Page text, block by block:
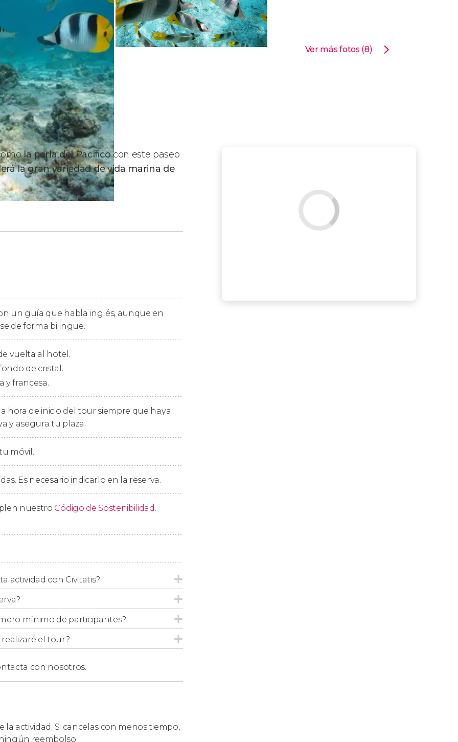
Ver más fotos (8)
la perla del Pacíficocon este paseo
la gran variedad de vida marina de
hotel y os llevaremos hasta el
observarmultitud de peces
coral. Además, puede que nos topemos
.
estupenda para
embarcación. Mientras recorremos la
motus o pequeños islotes
las explicaciones del guía.
a las 11:30 horas, desde donde
un guía que habla inglés, aunque en
de forma bilingüe.
vuelta al hotel.
de cristal.
y francesa.
hora de inicio del tour siempre que haya
y asegura tu plaza.
móvil.
Es necesario indicarlo en la reserva.
nuestro Código de Sostenibilidad .
actividad con Civitatis?
mínimo de participantes?
el tour?
con nosotros.
la actividad. Si cancelas con menos tiempo,
reembolso.